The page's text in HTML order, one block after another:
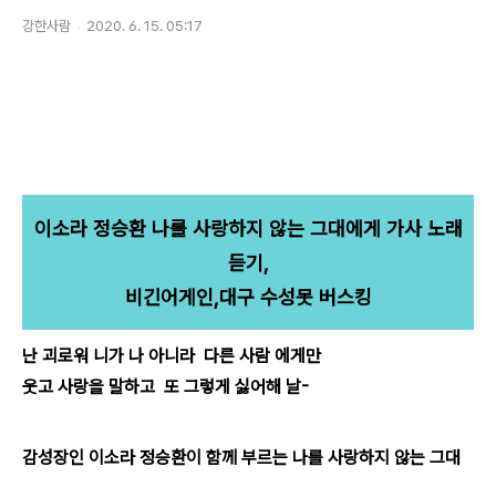
강한사람 2020. 6. 15. 05:17
이소라 정승환 나를 사랑하지 않는 그대에게 가사 노래
듣기,
비긴어게인,대구 수성못 버스킹
난 괴로워 니가 나 아니라 다른 사람 에게만
웃고 사랑을 말하고 또 그렇게 싫어해 날-
감성장인 이소라 정승환이 함께 부르는 나를 사랑하지 않는 그대